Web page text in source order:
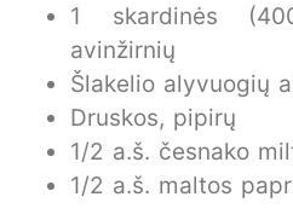
1 skardinės
avinžirnių
Šlakelio alyvuogių
Druskos, pipirų
1/2 a.š. česnako
1/2 a.š. maltos